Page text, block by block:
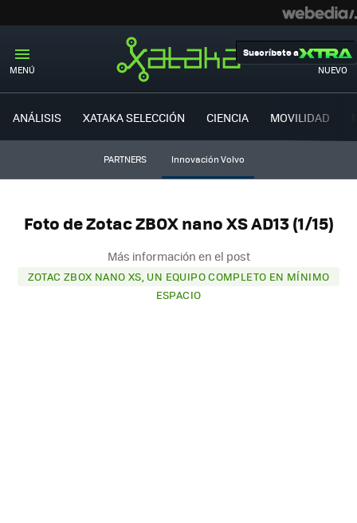
MENÚ NUEVO
Suscríbete a
ANÁLISIS XATAKA SELECCIÓN CIENCIA MOVILIDAD
PARTNERS Innovación Volvo
Foto de Zotac ZBOX nano XS AD13 (1/15)
Más información en el post
ZOTAC ZBOX NANO XS, UN EQUIPO COMPLETO EN MÍNIMO
ESPACIO